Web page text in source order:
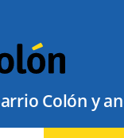
Colón y